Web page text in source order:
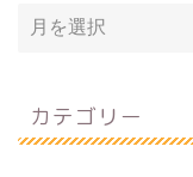
カテゴリー